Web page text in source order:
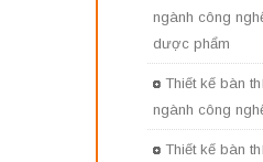
ngành công
dược phẩm
Thiết kế bàn
ngành công
Thiết kế bàn